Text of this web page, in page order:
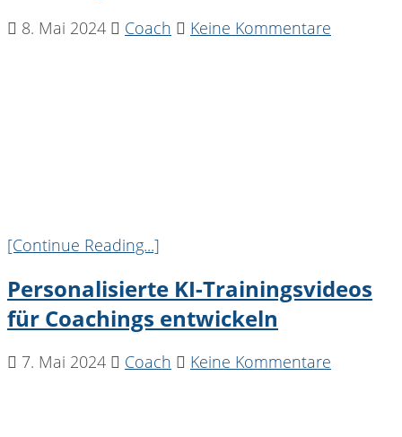
8. Mai 2024 Coach Keine Kommentare
[Continue Reading...]
Personalisierte KI-Trainingsvideos
für Coachings entwickeln
7. Mai 2024 Coach Keine Kommentare